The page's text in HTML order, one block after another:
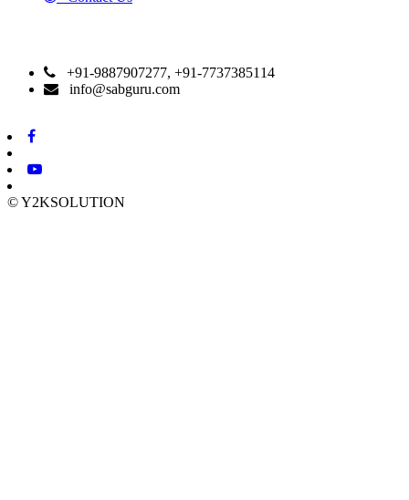
+91-9887907277, +91-7737385114
info@sabguru.com
© Y2KSOLUTION